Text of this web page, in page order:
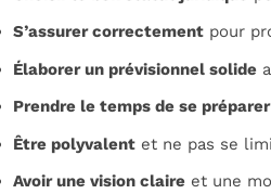
S’assurer correctement pour
Élaborer un prévisionnel solide
Prendre le temps de se préparer
Être polyvalent et ne pas se
Avoir une vision claire et une